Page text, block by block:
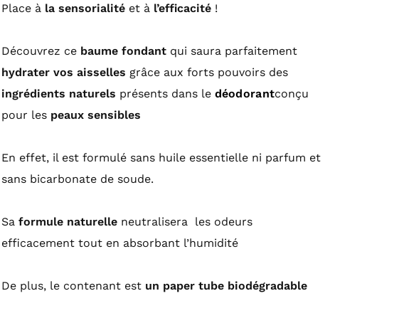
Place à la sensorialité et à l’efficacité!
Découvrez ce baume fondantqui saura parfaitement
hydrater vos aisselles grâce aux forts pouvoirs des
ingrédients naturels présents dans le déodorantconçu
pour lespeaux sensibles
En effet, il est formulé sans huile essentielle ni parfum et
sans bicarbonate de soude.
Sa formule naturelleneutralisera les odeurs
efficacement tout en absorbant l’humidité
De plus, le contenant est un paper tube biodégradable